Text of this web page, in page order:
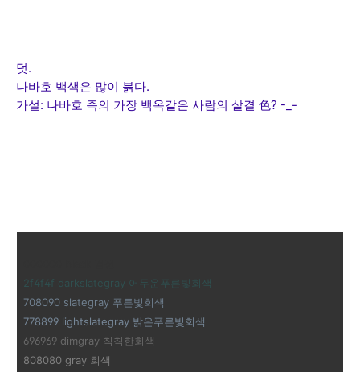
덧.
나바호 백색은 많이 붉다.
가설: 나바호 족의 가장 백옥같은 사람의 살결 色? -_-
2f4f4f darkslategray 어두운푸른빛회색
708090 slategray 푸른빛회색
778899 lightslategray 밝은푸른빛회색
696969 dimgray 칙칙한회색
808080 gray 회색